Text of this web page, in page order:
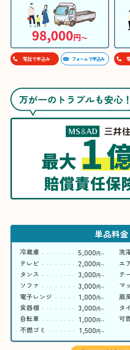
98,000円〜
電話で申込み フォームで申込み
万が一のトラブルも安心！
最大1
賠償責任保
単品料金
冷蔵庫 5,000円〜 洗
テレビ 2,000円〜 エ
タンス 3,000円〜 テ
ソファ 3,000円〜 マ
電子レンジ 1,000円〜 扇
食器棚 3,000円〜 タ
自転車 1,000円〜 可
不燃ゴミ 1,500円〜